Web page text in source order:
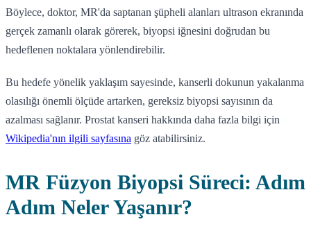
Böylece, doktor, MR'da saptanan şüpheli alanları ultrason ekranında
gerçek zamanlı olarak görerek, biyopsi iğnesini doğrudan bu
hedeflenen noktalara yönlendirebilir.
Bu hedefe yönelik yaklaşım sayesinde, kanserli dokunun yakalanma
olasılığı önemli ölçüde artarken, gereksiz biyopsi sayısının da
azalması sağlanır. Prostat kanseri hakkında daha fazla bilgi için
Wikipedia'nın ilgili sayfasına göz atabilirsiniz.
MR Füzyon Biyopsi Süreci: Adım
Adım Neler Yaşanır?